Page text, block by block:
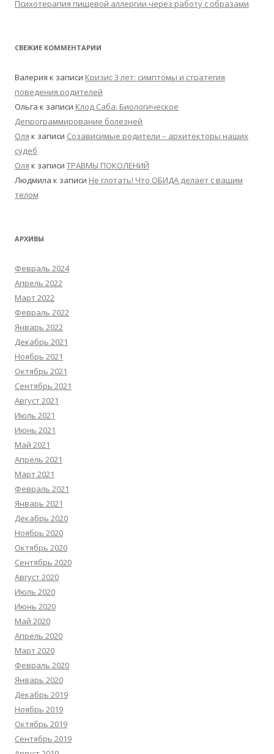
Психотерапия пищевой аллергии через работу с образами
СВЕЖИЕ КОММЕНТАРИИ
Валерия к записи Кризис 3 лет: симптомы и стратегия
поведения родителей
Ольга к записи Клод Саба: Биологическое
Депрограммирование болезней
Оля к записи Созависимые родители – архитекторы наших
судеб
Оля к записи ТРАВМЫ ПОКОЛЕНИЙ
Людмила к записи Не глотать! Что ОБИДА делает с вашим
телом
АРХИВЫ
Февраль 2024
Апрель 2022
Март 2022
Февраль 2022
Январь 2022
Декабрь 2021
Ноябрь 2021
Октябрь 2021
Сентябрь 2021
Август 2021
Июль 2021
Июнь 2021
Май 2021
Апрель 2021
Март 2021
Февраль 2021
Январь 2021
Декабрь 2020
Ноябрь 2020
Октябрь 2020
Сентябрь 2020
Август 2020
Июль 2020
Июнь 2020
Май 2020
Апрель 2020
Март 2020
Февраль 2020
Январь 2020
Декабрь 2019
Ноябрь 2019
Октябрь 2019
Сентябрь 2019